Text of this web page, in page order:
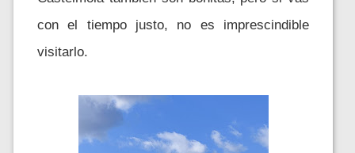
con el tiempo justo, no es imprescindible
visitarlo.